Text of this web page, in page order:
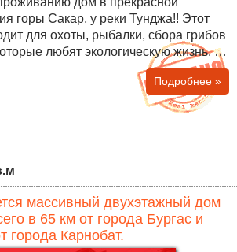
горы Сакар, у реки Тунджа!! Этот
для охоты, рыбалки, сбора грибов
любят экологическую жизнь. В
кафе, много иностранцев и
местом для проживания. Дом
со следующей
этаже есть...
Подробнее »
массивный двухэтажный дом
в 65 км от города Бургас и
города Карнобат.